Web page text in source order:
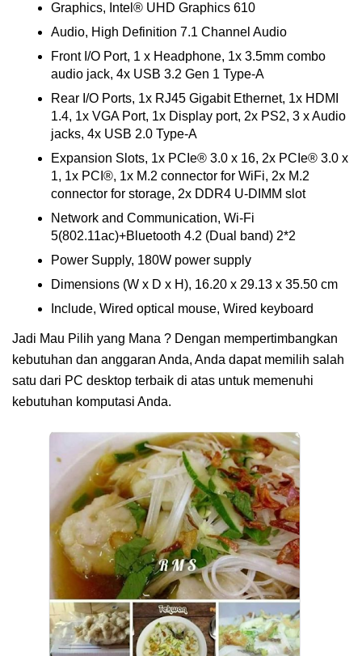
Graphics, Intel® UHD Graphics 610
Audio, High Definition 7.1 Channel Audio
Front I/O Port, 1 x Headphone, 1x 3.5mm combo
audio jack, 4x USB 3.2 Gen 1 Type-A
Rear I/O Ports, 1x RJ45 Gigabit Ethernet, 1x HDMI
1.4, 1x VGA Port, 1x Display port, 2x PS2, 3 x Audio
jacks, 4x USB 2.0 Type-A
Expansion Slots, 1x PCIe® 3.0 x 16, 2x PCIe® 3.0 x
1, 1x PCI®, 1x M.2 connector for WiFi, 2x M.2
connector for storage, 2x DDR4 U-DIMM slot
Network and Communication, Wi-Fi
5(802.11ac)+Bluetooth 4.2 (Dual band) 2*2
Power Supply, 180W power supply
Dimensions (W x D x H), 16.20 x 29.13 x 35.50 cm
Include, Wired optical mouse, Wired keyboard
Jadi Mau Pilih yang Mana ? Dengan mempertimbangkan
kebutuhan dan anggaran Anda, Anda dapat memilih salah
satu dari PC desktop terbaik di atas untuk memenuhi
kebutuhan komputasi Anda.